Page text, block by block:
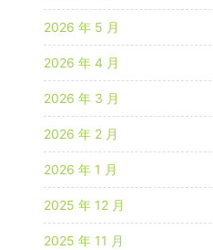
2026 年 5 月
2026 年 4 月
2026 年 3 月
2026 年 2 月
2026 年 1 月
2025 年 12 月
2025 年 11 月